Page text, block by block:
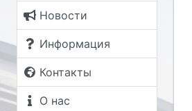
Новости
Информация
Контакты
О нас